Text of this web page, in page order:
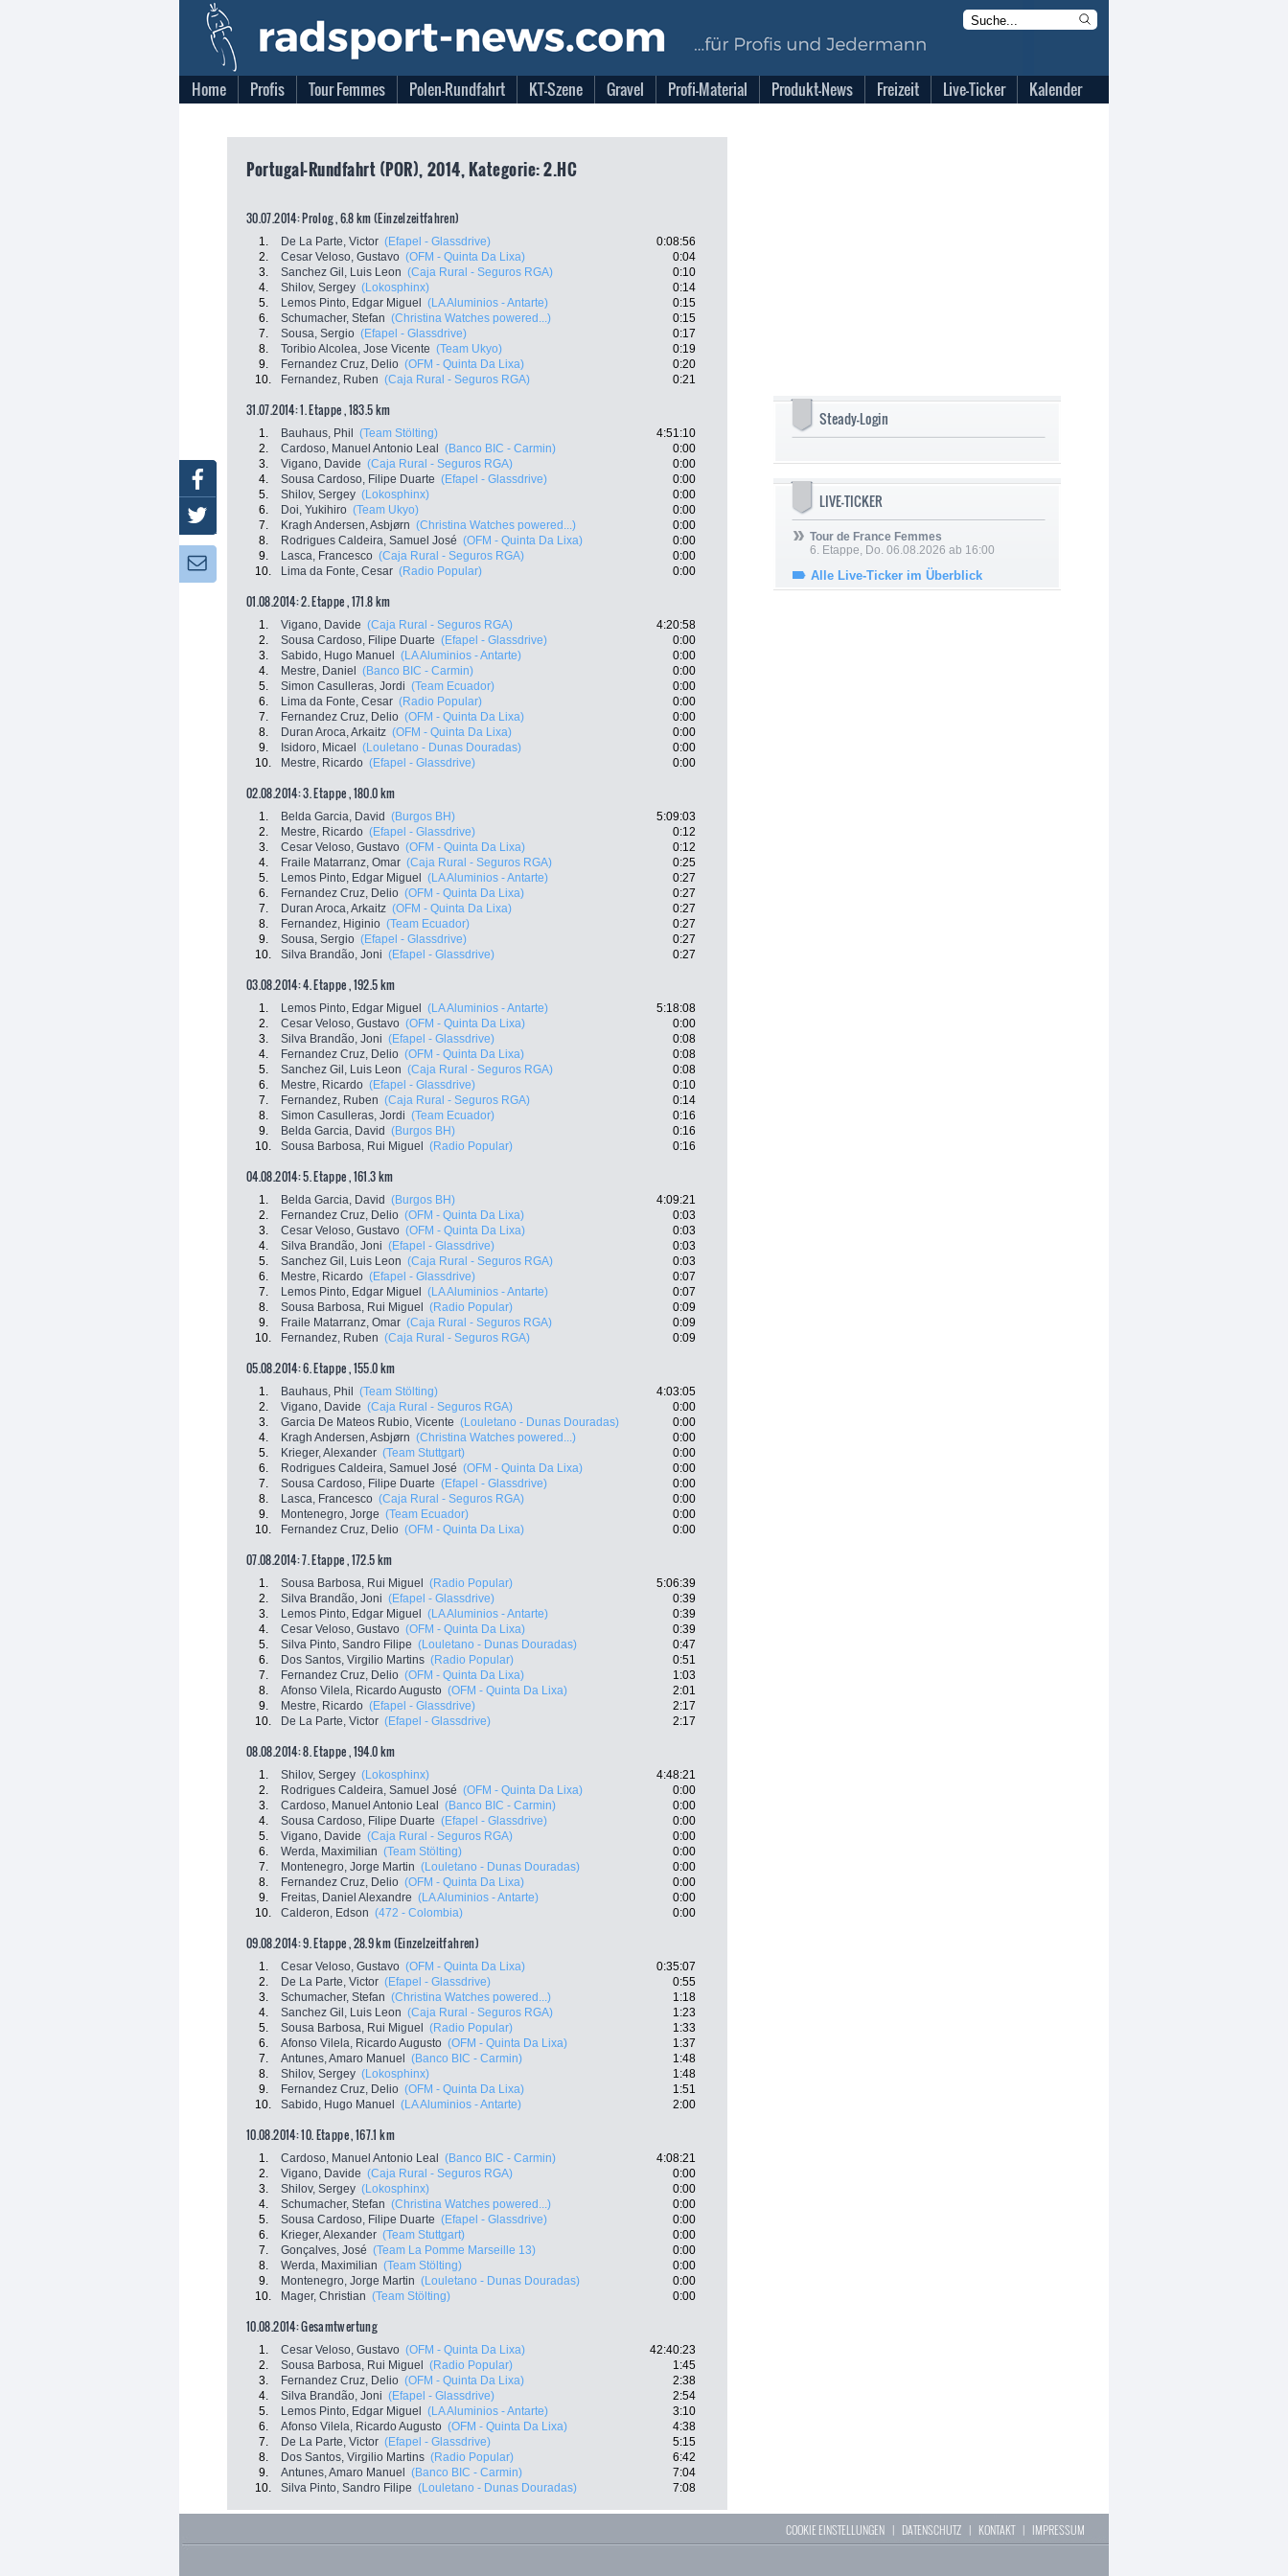
Home Profis Tour Femmes Polen-Rundfahrt KT-Szene Gravel Profi-Material Produkt-News Freizeit Live-Ticker Kalender
Portugal-Rundfahrt (POR), 2014, Kategorie: 2.HC
30.07.2014: Prolog , 6.8 km (Einzelzeitfahren)
1. De La Parte, Victor (Efapel - Glassdrive)
0:08:56
2.
Cesar Veloso, Gustavo (OFM - Quinta Da Lixa)
0:04
3.
Sanchez Gil, Luis Leon (Caja Rural - Seguros RGA)
0:10
4.
Shilov, Sergey (Lokosphinx)
0:14
5.
Lemos Pinto, Edgar Miguel (LA Aluminios - Antarte)
0:15
6.
Schumacher, Stefan (Christina Watches powered...)
0:15
7.
Sousa, Sergio (Efapel - Glassdrive)
0:17
8.
Toribio Alcolea, Jose Vicente (Team Ukyo)
0:19
9.
Fernandez Cruz, Delio (OFM - Quinta Da Lixa)
0:20
10.
Fernandez, Ruben (Caja Rural - Seguros RGA) 0:21
31.07.2014: 1. Etappe , 183.5 km
1. Bauhaus, Phil (Team Stölting)
4:51:10
2.
Cardoso, Manuel Antonio Leal (Banco BIC - Carmin)
0:00
3.
Vigano, Davide (Caja Rural - Seguros RGA)
0:00
4.
Sousa Cardoso, Filipe Duarte (Efapel - Glassdrive)
0:00
5.
Shilov, Sergey (Lokosphinx)
0:00
6.
Doi, Yukihiro (Team Ukyo)
0:00
7.
Kragh Andersen, Asbjørn (Christina Watches powered...)
0:00
8.
Rodrigues Caldeira, Samuel José (OFM - Quinta Da Lixa)
0:00
9.
Lasca, Francesco (Caja Rural - Seguros RGA)
0:00
10.
Lima da Fonte, Cesar (Radio Popular) 0:00
01.08.2014: 2. Etappe , 171.8 km
1. Vigano, Davide (Caja Rural - Seguros RGA)
4:20:58
2.
Sousa Cardoso, Filipe Duarte (Efapel - Glassdrive)
0:00
3.
Sabido, Hugo Manuel (LA Aluminios - Antarte)
0:00
4.
Mestre, Daniel (Banco BIC - Carmin)
0:00
5.
Simon Casulleras, Jordi (Team Ecuador)
0:00
6.
Lima da Fonte, Cesar (Radio Popular)
0:00
7.
Fernandez Cruz, Delio (OFM - Quinta Da Lixa)
0:00
8.
Duran Aroca, Arkaitz (OFM - Quinta Da Lixa)
0:00
9.
Isidoro, Micael (Louletano - Dunas Douradas)
0:00
10.
Mestre, Ricardo (Efapel - Glassdrive) 0:00
02.08.2014: 3. Etappe , 180.0 km
1. Belda Garcia, David (Burgos BH)
5:09:03
2.
Mestre, Ricardo (Efapel - Glassdrive)
0:12
3.
Cesar Veloso, Gustavo (OFM - Quinta Da Lixa)
0:12
4.
Fraile Matarranz, Omar (Caja Rural - Seguros RGA)
0:25
5.
Lemos Pinto, Edgar Miguel (LA Aluminios - Antarte)
0:27
6.
Fernandez Cruz, Delio (OFM - Quinta Da Lixa)
0:27
7.
Duran Aroca, Arkaitz (OFM - Quinta Da Lixa)
0:27
8.
Fernandez, Higinio (Team Ecuador)
0:27
9.
Sousa, Sergio (Efapel - Glassdrive)
0:27
10.
Silva Brandão, Joni (Efapel - Glassdrive) 0:27
03.08.2014: 4. Etappe , 192.5 km
1. Lemos Pinto, Edgar Miguel (LA Aluminios - Antarte)
5:18:08
2.
Cesar Veloso, Gustavo (OFM - Quinta Da Lixa)
0:00
3.
Silva Brandão, Joni (Efapel - Glassdrive)
0:08
4.
Fernandez Cruz, Delio (OFM - Quinta Da Lixa)
0:08
5.
Sanchez Gil, Luis Leon (Caja Rural - Seguros RGA)
0:08
6.
Mestre, Ricardo (Efapel - Glassdrive)
0:10
7.
Fernandez, Ruben (Caja Rural - Seguros RGA)
0:14
8.
Simon Casulleras, Jordi (Team Ecuador)
0:16
9.
Belda Garcia, David (Burgos BH)
0:16
10.
Sousa Barbosa, Rui Miguel (Radio Popular) 0:16
04.08.2014: 5. Etappe , 161.3 km
1. Belda Garcia, David (Burgos BH)
4:09:21
2.
Fernandez Cruz, Delio (OFM - Quinta Da Lixa)
0:03
3.
Cesar Veloso, Gustavo (OFM - Quinta Da Lixa)
0:03
4.
Silva Brandão, Joni (Efapel - Glassdrive)
0:03
5.
Sanchez Gil, Luis Leon (Caja Rural - Seguros RGA)
0:03
6.
Mestre, Ricardo (Efapel - Glassdrive)
0:07
7.
Lemos Pinto, Edgar Miguel (LA Aluminios - Antarte)
0:07
8.
Sousa Barbosa, Rui Miguel (Radio Popular)
0:09
9.
Fraile Matarranz, Omar (Caja Rural - Seguros RGA)
0:09
10.
Fernandez, Ruben (Caja Rural - Seguros RGA) 0:09
05.08.2014: 6. Etappe , 155.0 km
1. Bauhaus, Phil (Team Stölting)
4:03:05
2.
Vigano, Davide (Caja Rural - Seguros RGA)
0:00
3.
Garcia De Mateos Rubio, Vicente (Louletano - Dunas Douradas)
0:00
4.
Kragh Andersen, Asbjørn (Christina Watches powered...)
0:00
5.
Krieger, Alexander (Team Stuttgart)
0:00
6.
Rodrigues Caldeira, Samuel José (OFM - Quinta Da Lixa)
0:00
7.
Sousa Cardoso, Filipe Duarte (Efapel - Glassdrive)
0:00
8.
Lasca, Francesco (Caja Rural - Seguros RGA)
0:00
9.
Montenegro, Jorge (Team Ecuador)
0:00
10.
Fernandez Cruz, Delio (OFM - Quinta Da Lixa) 0:00
07.08.2014: 7. Etappe , 172.5 km
1. Sousa Barbosa, Rui Miguel (Radio Popular)
5:06:39
2.
Silva Brandão, Joni (Efapel - Glassdrive)
0:39
3.
Lemos Pinto, Edgar Miguel (LA Aluminios - Antarte)
0:39
4.
Cesar Veloso, Gustavo (OFM - Quinta Da Lixa)
0:39
5.
Silva Pinto, Sandro Filipe (Louletano - Dunas Douradas)
0:47
6.
Dos Santos, Virgilio Martins (Radio Popular)
0:51
7.
Fernandez Cruz, Delio (OFM - Quinta Da Lixa)
1:03
8.
Afonso Vilela, Ricardo Augusto (OFM - Quinta Da Lixa)
2:01
9.
Mestre, Ricardo (Efapel - Glassdrive)
2:17
10.
De La Parte, Victor (Efapel - Glassdrive) 2:17
08.08.2014: 8. Etappe , 194.0 km
1. Shilov, Sergey (Lokosphinx)
4:48:21
2.
Rodrigues Caldeira, Samuel José (OFM - Quinta Da Lixa)
0:00
3.
Cardoso, Manuel Antonio Leal (Banco BIC - Carmin)
0:00
4.
Sousa Cardoso, Filipe Duarte (Efapel - Glassdrive)
0:00
5.
Vigano, Davide (Caja Rural - Seguros RGA)
0:00
6.
Werda, Maximilian (Team Stölting)
0:00
7.
Montenegro, Jorge Martin (Louletano - Dunas Douradas)
0:00
8.
Fernandez Cruz, Delio (OFM - Quinta Da Lixa)
0:00
9.
Freitas, Daniel Alexandre (LA Aluminios - Antarte)
0:00
10.
Calderon, Edson (472 - Colombia) 0:00
09.08.2014: 9. Etappe , 28.9 km (Einzelzeitfahren)
1. Cesar Veloso, Gustavo (OFM - Quinta Da Lixa)
0:35:07
2.
De La Parte, Victor (Efapel - Glassdrive)
0:55
3.
Schumacher, Stefan (Christina Watches powered...)
1:18
4.
Sanchez Gil, Luis Leon (Caja Rural - Seguros RGA)
1:23
5.
Sousa Barbosa, Rui Miguel (Radio Popular)
1:33
6.
Afonso Vilela, Ricardo Augusto (OFM - Quinta Da Lixa)
1:37
7.
Antunes, Amaro Manuel (Banco BIC - Carmin)
1:48
8.
Shilov, Sergey (Lokosphinx)
1:48
9.
Fernandez Cruz, Delio (OFM - Quinta Da Lixa)
1:51
10.
Sabido, Hugo Manuel (LA Aluminios - Antarte) 2:00
10.08.2014: 10. Etappe , 167.1 km
1. Cardoso, Manuel Antonio Leal (Banco BIC - Carmin)
4:08:21
2.
Vigano, Davide (Caja Rural - Seguros RGA)
0:00
3.
Shilov, Sergey (Lokosphinx)
0:00
4.
Schumacher, Stefan (Christina Watches powered...)
0:00
5.
Sousa Cardoso, Filipe Duarte (Efapel - Glassdrive)
0:00
6.
Krieger, Alexander (Team Stuttgart)
0:00
7.
Gonçalves, José (Team La Pomme Marseille 13)
0:00
8.
Werda, Maximilian (Team Stölting)
0:00
9.
Montenegro, Jorge Martin (Louletano - Dunas Douradas)
0:00
10.
Mager, Christian (Team Stölting) 0:00
10.08.2014: Gesamtwertung
1. Cesar Veloso, Gustavo (OFM - Quinta Da Lixa)
42:40:23
2.
Sousa Barbosa, Rui Miguel (Radio Popular)
1:45
3.
Fernandez Cruz, Delio (OFM - Quinta Da Lixa)
2:38
4.
Silva Brandão, Joni (Efapel - Glassdrive)
2:54
5.
Lemos Pinto, Edgar Miguel (LA Aluminios - Antarte)
3:10
6.
Afonso Vilela, Ricardo Augusto (OFM - Quinta Da Lixa)
4:38
7.
De La Parte, Victor (Efapel - Glassdrive)
5:15
8.
Dos Santos, Virgilio Martins (Radio Popular)
6:42
9.
Antunes, Amaro Manuel (Banco BIC - Carmin)
7:04
10.
Silva Pinto, Sandro Filipe (Louletano - Dunas Douradas) 7:08
Steady-Login
LIVE-TICKER
Tour de France Femmes
6. Etappe, Do. 06.08.2026 ab 16:00
Alle Live-Ticker im Überblick
Facebook
Twitter
Newsletter:
COOKIE EINSTELLUNGEN | DATENSCHUTZ | KONTAKT| IMPRESSUM